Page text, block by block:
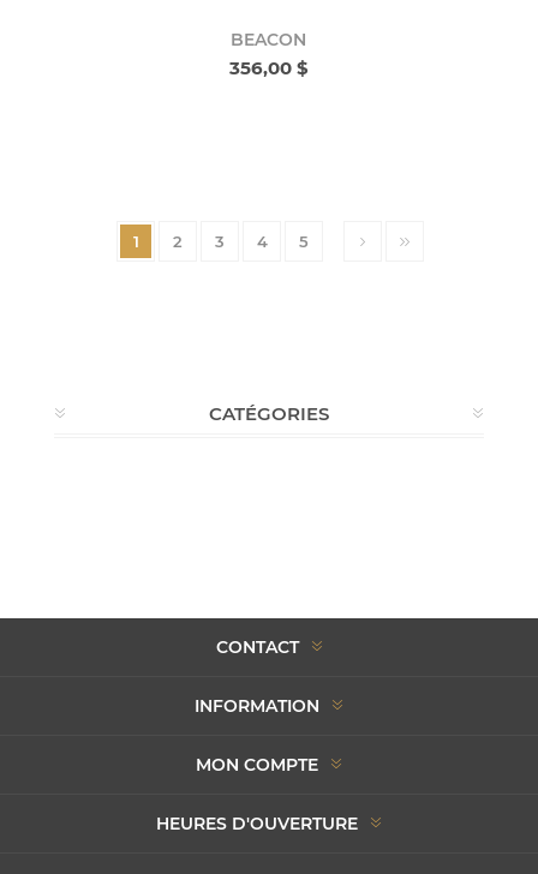
BEACON
356,00 $
1 2 3 4 5
CATÉGORIES
CONTACT
INFORMATION
MON COMPTE
HEURES D'OUVERTURE